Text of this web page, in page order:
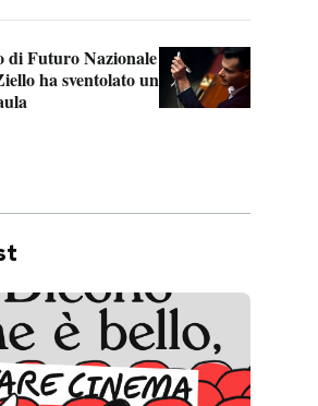
di Futuro Nazionale
ha sventolato un